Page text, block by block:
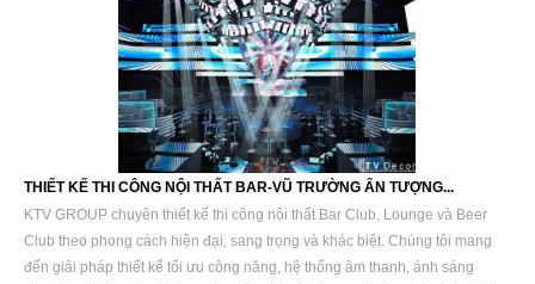
THIẾT KẾ THI CÔNG NỘI THẤT BAR-VŨ TRƯỜNG ẤN TƯỢNG...
KTV GROUP chuyên thiết kế thi công nội thất Bar Club, Lounge và Beer
Club theo phong cách hiện đại, sang trọng và khác biệt. Chúng tôi mang
đến giải pháp thiết kế tối ưu công năng, hệ thống âm thanh, ánh sáng